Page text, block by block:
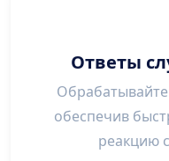
Ответы
обеспечив
реакцию